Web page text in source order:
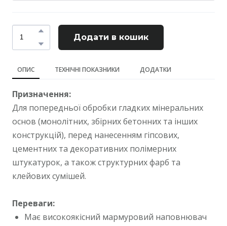
Додати в кошик
ОПИС ТЕХНІЧНІ ПОКАЗНИКИ ДОДАТКИ
Призначення:
Для попередньої обробки гладких мінеральних
основ (монолітних, збірних бетонних та інших
конструкцій), перед нанесенням гіпсових,
цементних та декоративних полімерних
штукатурок, а також структурних фарб та
клейових сумішей.
Переваги:
Має високоякісний мармуровий наповнювач